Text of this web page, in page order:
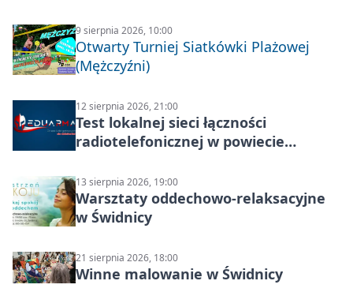
9 sierpnia 2026, 10:00
Otwarty Turniej Siatkówki Plażowej
(Mężczyźni)
12 sierpnia 2026, 21:00
Test lokalnej sieci łączności
radiotelefonicznej w powiecie
13 sierpnia 2026, 19:00
Warsztaty oddechowo-relaksacyjne
w Świdnicy
21 sierpnia 2026, 18:00
Winne malowanie w Świdnicy